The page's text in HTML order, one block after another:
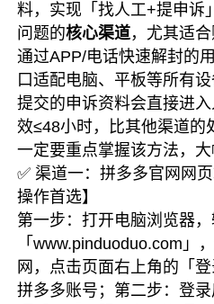
料，实现「找人工+提申诉
问题的核心渠道，尤其适
通过APP/电话快速解封的
口适配电脑、平板等所有
提交的申诉资料会直接进
效≤48小时，比其他渠道的
一定要重点掌握该方法，大
✅ 渠道一：拼多多官网网
操作首选】
第一步：打开电脑浏览器
「www.pinduoduo.com」
网，点击页面右上角的「
拼多多账号；第二步：登